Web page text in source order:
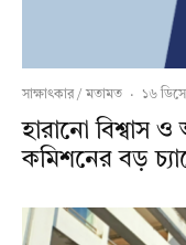
সাক্ষাৎকার / মতামত · ১৬
হারানো বিশ্বাস ও
কমিশনের বড়